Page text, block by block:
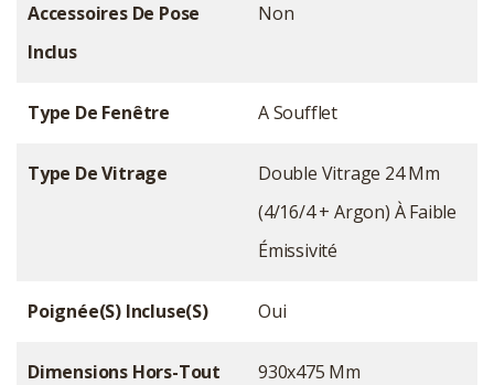
Accessoires De Pose
Inclus
Non
Type De Fenêtre A Soufflet
Type De Vitrage
Double Vitrage 24 Mm
(4/16/4 + Argon) À Faible
Émissivité
Poignée(s) Incluse(s) Oui
Dimensions Hors-Tout 930x475 Mm